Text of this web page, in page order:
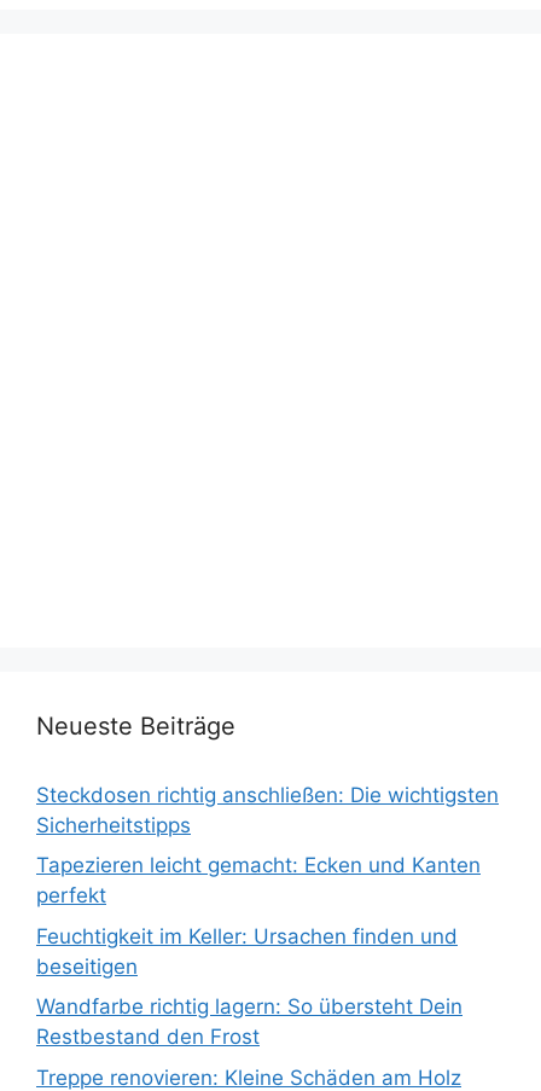
Neueste Beiträge
Steckdosen richtig anschließen: Die wichtigsten
Sicherheitstipps
Tapezieren leicht gemacht: Ecken und Kanten
perfekt
Feuchtigkeit im Keller: Ursachen finden und
beseitigen
Wandfarbe richtig lagern: So übersteht Dein
Restbestand den Frost
Treppe renovieren: Kleine Schäden am Holz